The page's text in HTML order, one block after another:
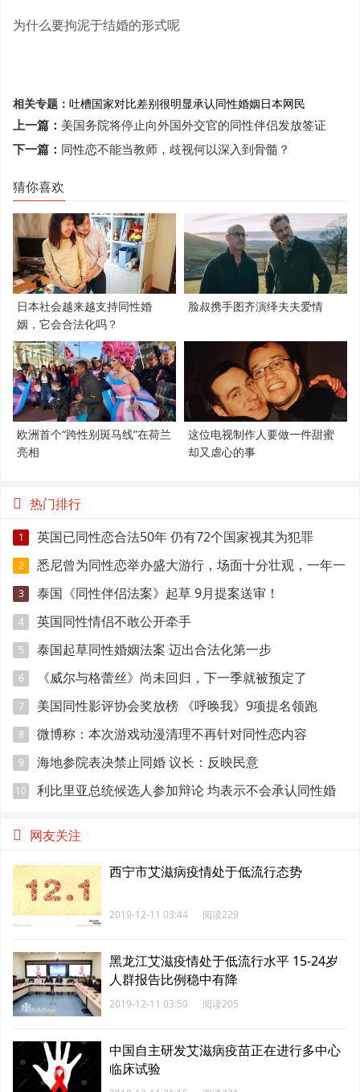
为什么要拘泥于结婚的形式呢
相关专题： 吐槽国家对比差别很明显承认同性婚姻日本网民
上一篇： 美国务院将停止向外国外交官的同性伴侣发放签证
下一篇： 同性恋不能当教师，歧视何以深入到骨髓？
猜你喜欢
日本社会越来越支持同性婚
姻，它会合法化吗？
脸叔携手图齐演绎夫夫爱情
欧洲首个“跨性别斑马线”在荷兰
亮相
这位电视制作人要做一件甜蜜
却又虐心的事
热门排行
1 英国已同性恋合法50年 仍有72个国家视其为犯罪
2
悉尼曾为同性恋举办盛大游行，场面十分壮观，一年一
次
3 泰国《同性伴侣法案》起草 9月提案送审！
4 英国同性情侣不敢公开牵手
5 泰国起草同性婚姻法案 迈出合法化第一步
6 《威尔与格蕾丝》尚未回归，下一季就被预定了
7 美国同性影评协会奖放榜 《呼唤我》9项提名领跑
8 微博称：本次游戏动漫清理不再针对同性恋内容
9 海地参院表决禁止同婚 议长：反映民意
10
利比里亚总统候选人参加辩论 均表示不会承认同性婚
网友关注
西宁市艾滋病疫情处于低流行态势
2019-12-11 03:44 阅读229
黑龙江艾滋疫情处于低流行水平 15-24岁
人群报告比例稳中有降
2019-12-11 03:50 阅读205
中国自主研发艾滋病疫苗正在进行多中心
临床试验